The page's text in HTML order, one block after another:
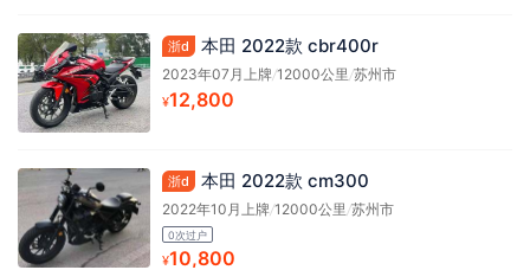
浙d 本田 2022款 cbr400r
2023年07月上牌/12000公里/苏州市
¥12,800
浙d 本田 2022款 cm300
2022年10月上牌/12000公里/苏州市
0次过户
¥10,800